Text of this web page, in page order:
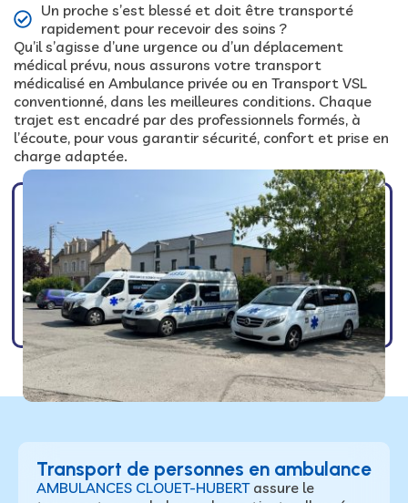
Un proche s’est blessé et doit être transporté
rapidement pour recevoir des soins ?
Qu’il s’agisse d’une urgence ou d’un déplacement
médical prévu, nous assurons votre transport
médicalisé en Ambulance privée ou en Transport VSL
conventionné, dans les meilleures conditions. Chaque
trajet est encadré par des professionnels formés, à
l’écoute, pour vous garantir sécurité, confort et prise en
charge adaptée.
Transport de personnes en ambulance
AMBULANCES CLOUET-HUBERTassure le